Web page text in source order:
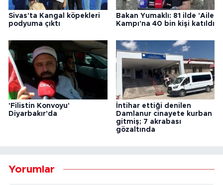
Sivas'ta Kangal köpekleri
podyuma çıktı
Bakan Yumaklı: 81 ilde 'Aile
Kampı'na 40 bin kişi katıldı
'Filistin Konvoyu'
Diyarbakır'da
İntihar ettiği denilen
Damlanur cinayete kurban
gitmiş; 7 akrabası
gözaltında
Yorumlar